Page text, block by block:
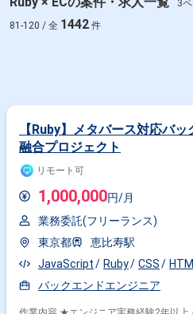
3
81-120 / 全 1442 件
【Ruby】メタバース対応バ
融合プロジェクト
リモート可
1,000,000円/月
業務委託(フリーランス)
東京都
恵比寿駅
JavaScript
Ruby CSS
バックエンドエンジニア